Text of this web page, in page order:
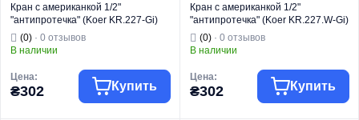
Кран с американкой 1/2"
"антипротечка" (Koer KR.227-Gi)
(KR0189)
(0) · 0 отзывов
В наличии
Цена:
₴302 Купить
Кран с американкой 1/2"
"антипротечка" (Koer KR.227.W-Gi)
белый (KR0190)
(0)· 0 отзывов
В наличии
Цена:
₴302 Купить